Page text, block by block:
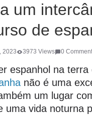
um
de
2023 3973 Views 0
espanhol na
não é uma
um lugar
uma vida noturna